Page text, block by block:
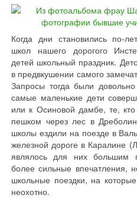
Когда дни становились по-
школ нашего дорогого
детей школьный праздник.
в предвкушении самого
Запросы тогда были
самые маленькие дети
или к Осиновой дамбе, те,
пешком через лес в
школы ездили на поезде в
железной дороге в Каралине
являлось для них большим
более сильные впечатления,
школьные поездки, на
неохотно.